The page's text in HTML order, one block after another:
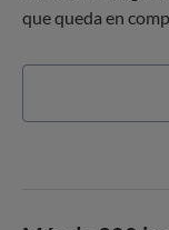
que queda en